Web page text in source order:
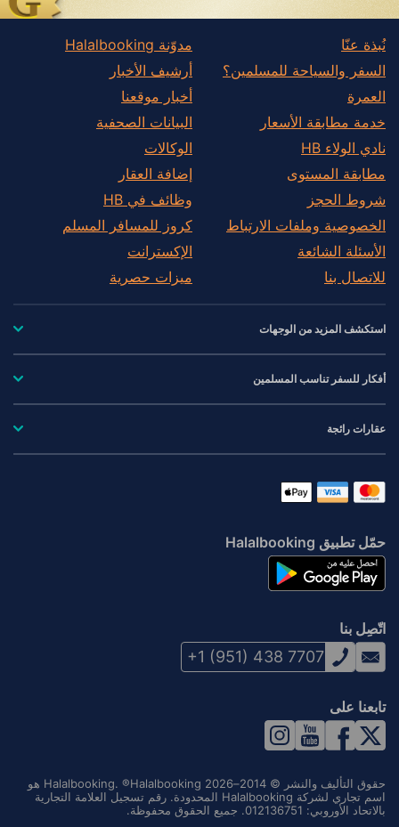
نُبذة عنّا
السفر والسياحة للمسلمين؟
العمرة
خدمة مطابقة الأسعار
نادي الولاء HB
مطابقة المستوى
شروط الحجز
الخصوصية وملفات الارتباط
الأسئلة الشائعة
للاتصال بنا
مدوّنة Halalbooking
أرشيف الأخبار
أخبار موقعنا
البيانات الصحفية
الوكالات
إضافة العقار
وظائف في HB
كروز للمسافر المسلم
الإكسترانت
ميزات حصرية
استكشف المزيد من الوجهات
أفكار للسفر تناسب المسلمين
عقارات رائجة
حمّل تطبيق Halalbooking
اتّصِل بنا
+1 (951) 438 7707
تابعنا على
حقوق التأليف والنشر © 2014–2026 Halalbooking. ®Halalbooking هو
اسم تجاري لشركة Halalbooking المحدودة. رقم تسجيل العلامة التجارية
بالاتحاد الأوروبي: 012136751. جميع الحقوق محفوظة.